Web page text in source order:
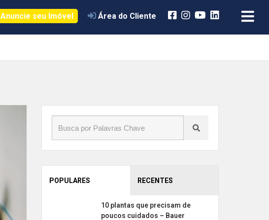
Anuncie seu Imóvel Área do Cliente
POPULARES RECENTES
10 plantas que precisam de
poucos cuidados – Bauer